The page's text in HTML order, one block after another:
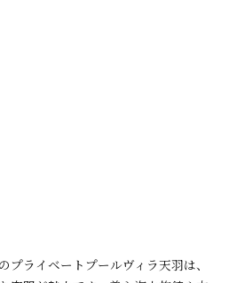
ライベートプールヴィラ天羽は、